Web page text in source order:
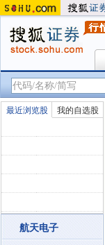
最近浏览股 我的自选股
航天电子